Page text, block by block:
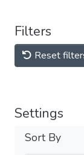
Filters
Reset
Settings
Sort By